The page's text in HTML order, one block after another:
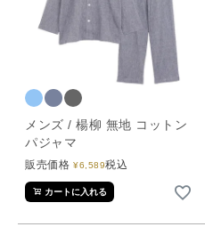
メンズ / 楊柳 無地 コットン
パジャマ
販売価格 ¥6,589税込
カートに入れる